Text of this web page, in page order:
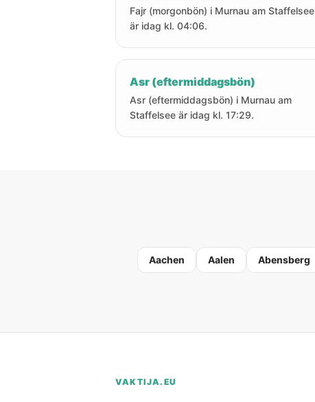
Fajr (morgonbön) i Murnau am Staffelsee
är idag kl. 04:06.
Asr (eftermiddagsbön)
Asr (eftermiddagsbön) i Murnau am
Staffelsee är idag kl. 17:29.
Aachen Aalen Abensberg
VAKTIJA.EU